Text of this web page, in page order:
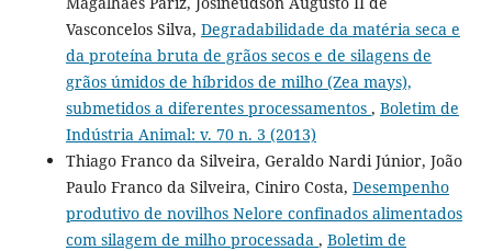
Vasconcelos Silva, Degradabilidade da matéria seca e
da proteína bruta de grãos secos e de silagens de
grãos úmidos de híbridos de milho (Zea mays),
submetidos a diferentes processamentos , Boletim de
Indústria Animal: v. 70 n. 3 (2013)
Thiago Franco da Silveira, Geraldo Nardi Júnior, João
Paulo Franco da Silveira, Ciniro Costa, Desempenho
produtivo de novilhos Nelore confinados alimentados
com silagem de milho processada , Boletim de